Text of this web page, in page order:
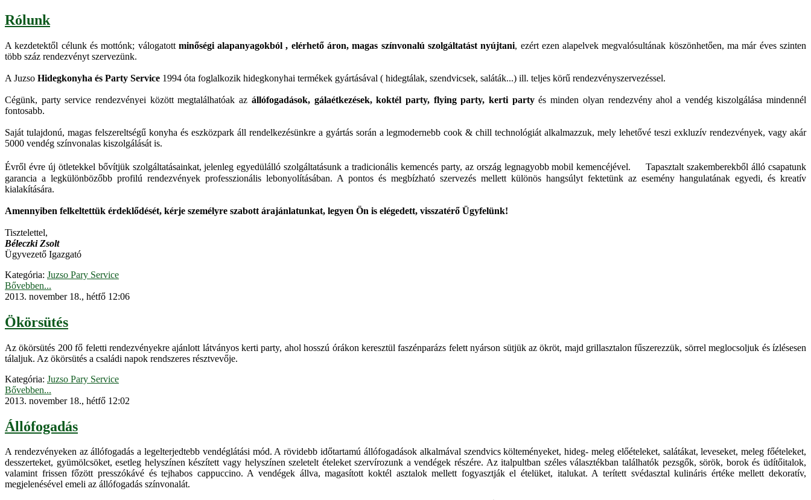
Rólunk
A kezdetektől célunk és mottónk; válogatott minőségi alapanyagokból , elérhető áron, magas színvonalú szolgáltatást nyújtani, ezért ezen alapelvek megvalósultának köszönhetően, ma már éves szinten
több száz rendezvényt szervezünk.
A Juzso Hidegkonyha és Party Service 1994 óta foglalkozik hidegkonyhai termékek gyártásával ( hidegtálak, szendvicsek, saláták...) ill. teljes körű rendezvényszervezéssel.
Cégünk, party service rendezvényei között megtalálhatóak az állófogadások, gálaétkezések, koktél party, flying party, kerti partyés minden olyan rendezvény ahol a vendég kiszolgálása mindennél
fontosabb.
Saját tulajdonú, magas felszereltségű konyha és eszközpark áll rendelkezésünkre a gyártás során a legmodernebb cook & chill technológiát alkalmazzuk, mely lehetővé teszi exkluzív rendezvények, vagy akár
5000 vendég színvonalas kiszolgálását is.
Évről évre új ötletekkel bővítjük szolgáltatásainkat, jelenleg egyedülálló szolgáltatásunk a tradicionális kemencés party, az ország legnagyobb mobil kemencéjével. Tapasztalt szakemberekből álló csapatunk
garancia a legkülönbözőbb profilú rendezvények professzionális lebonyolításában. A pontos és megbízható szervezés mellett különös hangsúlyt fektetünk az esemény hangulatának egyedi, és kreatív
kialakítására.
Amennyiben felkeltettük érdeklődését, kérje személyre szabott árajánlatunkat, legyen Ön is elégedett, visszatérő Ügyfelünk!
Tisztelettel,
Béleczki Zsolt
Ügyvezető Igazgató
Kategória: Juzso Pary Service
Bővebben...
2013. november 18., hétfő 12:06
Ökörsütés
Az ökörsütés 200 fő feletti rendezvényekre ajánlott látványos kerti party, ahol hosszú órákon keresztül faszénparázs felett nyárson sütjük az ökröt, majd grillasztalon fűszerezzük, sörrel meglocsoljuk és ízlésesen
tálaljuk. Az ökörsütés a családi napok rendszeres résztvevője.
Kategória: Juzso Pary Service
Bővebben...
2013. november 18., hétfő 12:02
Állófogadás
A rendezvényeken az állófogadás a legelterjedtebb vendéglátási mód. A rövidebb időtartamú állófogadások alkalmával szendvics költeményeket, hideg- meleg előételeket, salátákat, leveseket, meleg főételeket,
desszerteket, gyümölcsöket, esetleg helyszínen készített vagy helyszínen szeletelt ételeket szervírozunk a vendégek részére. Az italpultban széles választékban találhatók pezsgők, sörök, borok és üdítőitalok,
valamint frissen főzött presszókávé és tejhabos cappuccino. A vendégek állva, magasított koktél asztalok mellett fogyasztják el ételüket, italukat. A terített svédasztal kulináris értéke mellett dekoratív,
megjelenésével emeli az állófogadás színvonalát.